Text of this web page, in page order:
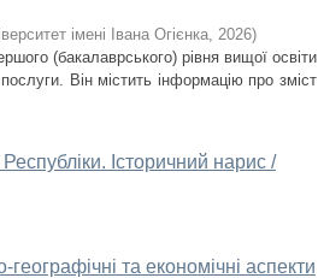
імені Івана Огієнка, 2026)
(бакалаврського) рівня вищої освіти
Він містить інформацію про зміст
Історичний нарис /
та економічні аспекти